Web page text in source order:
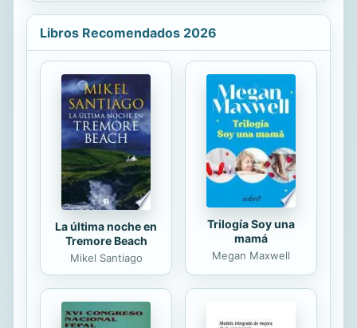
en Salgar o Barichara, una cuadra de
de Antioquia, antros de aquí y allá y
el barrio Chueca de Madrid. Se
dibujan, además, en estas piezas, las
sombras de personajes como Mao,
Tirofijo o Pablo Escobar y las siluetas
de seres ficticios como Madame...
Libros Recomendados 2026
La última noche en
Tremore Beach
Mikel Santiago
Trilogía Soy una
mamá
Megan Maxwell